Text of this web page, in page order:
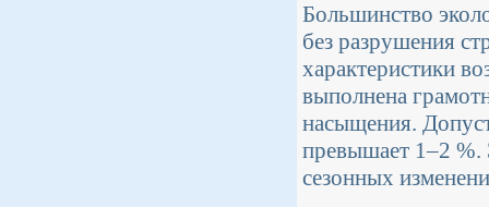
Большинство
без разрушения
характеристики
выполнена
насыщения.
превышает 1–2 %.
сезонных